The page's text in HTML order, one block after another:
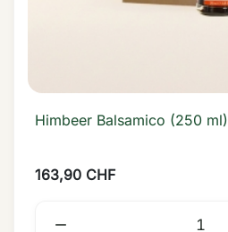
Himbeer Balsamico (250 ml)
163,90 CHF
